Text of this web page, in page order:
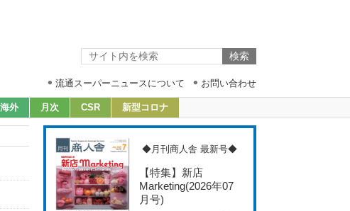
流通スーパーニュースについて お問い合わせ
海外 月次 CSR 新型コロナ
◆月刊商人舎 最新号◆
【特集】新店
Marketing(2026年07
月号)